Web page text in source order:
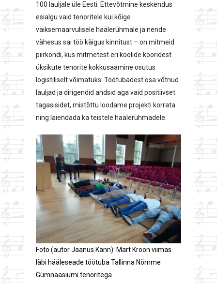
100 lauljale üle Eesti. Ettevõtmine keskendus
esialgu vaid tenoritele kui kõige
väiksemaarvulisele häälerühmale ja nende
vähesus sai töö käigus kinnitust – on mitmeid
piirkondi, kus mitmetest eri koolide kooridest
üksikute tenorite kokkusaamine osutus
logistiliselt võimatuks. Töötubadest osa võtnud
lauljad ja dirigendid andsid aga vaid positiivset
tagasisidet, mistõttu loodame projekti korrata
ning laiendada ka teistele häälerühmadele.
Foto (autor Jaanus Kann): Mart Kroon viimas
läbi hääleseade töötuba Tallinna Nõmme
Gümnaasiumi tenoritega.